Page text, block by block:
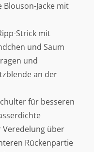
Jacke mit
Strick mit
und Saum
und
an der
für besseren
Veredelung über
Rückenpartie